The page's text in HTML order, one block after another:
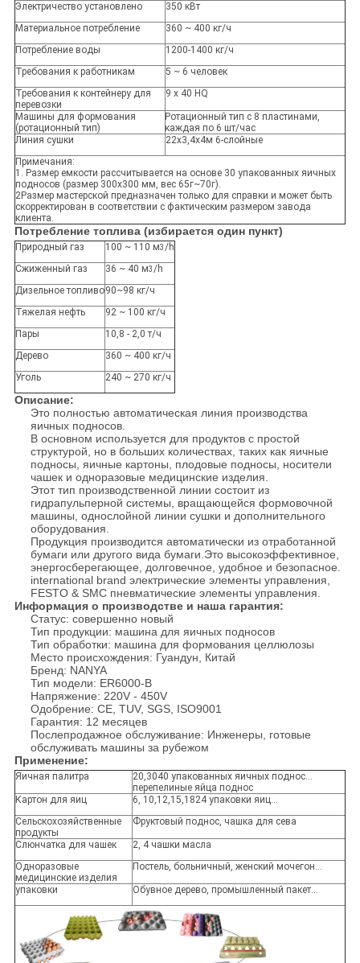
Электричество установлено
350 кВт
Материальное потребление
360 ~ 400 кг/ч
Потребление воды
1200-1400 кг/ч
Требования к работникам
5 ~ 6 человек
Требования к контейнеру для
перевозки
9 x 40 HQ
Машины для формования
(ротационный тип)
Ротационный тип с 8 пластинами,
каждая по 6 шт/час
Линия сушки
22х3,4х4м 6-слойные
Примечания:
1. Размер емкости рассчитывается на основе 30 упакованных яичных
подносов (размер 300х300 мм, вес 65г~70г).
2Размер мастерской предназначен только для справки и может быть
скорректирован в соответствии с фактическим размером завода
клиента.
Потребление топлива (избирается один пункт)
Природный газ 100 ~ 110 м3/h
Сжиженный газ
36 ~ 40 м3/h
Дизельное топливо90~98 кг/ч
Тяжелая нефть
92 ~ 100 кг/ч
Пары
10,8 - 2,0 т/ч
Дерево
360 ~ 400 кг/ч
Уголь
240 ~ 270 кг/ч
Описание:
Это полностью автоматическая линия производства
яичных подносов.
В основном используется для продуктов с простой
структурой, но в больших количествах, таких как яичные
подносы, яичные картоны, плодовые подносы, носители
чашек и одноразовые медицинские изделия.
Этот тип производственной линии состоит из
гидрапульперной системы, вращающейся формовочной
машины, однослойной линии сушки и дополнительного
оборудования.
Продукция производится автоматически из отработанной
бумаги или другого вида бумаги.Это высокоэффективное,
энергосберегающее, долговечное, удобное и безопасное.
international brand электрические элементы управления,
FESTO & SMC пневматические элементы управления.
Информация о производстве и наша гарантия:
Статус: совершенно новый
Тип продукции: машина для яичных подносов
Тип обработки: машина для формования целлюлозы
Место происхождения: Гуандун, Китай
Бренд: NANYA
Тип модели: ER6000-B
Напряжение: 220V - 450V
Одобрение: CE, TUV, SGS, ISO9001
Гарантия: 12 месяцев
Послепродажное обслуживание: Инженеры, готовые
обслуживать машины за рубежом
Применение:
Яичная палитра
20,3040 упакованных яичных поднос...
перепелиные яйца поднос
Картон для яиц
6, 10,12,15,1824 упаковки яиц...
Сельскохозяйственные
продукты
Фруктовый поднос, чашка для сева
Слюнчатка для чашек
2, 4 чашки масла
Одноразовые
медицинские изделия
Постель, больничный, женский мочегон...
упаковки Обувное дерево, промышленный пакет...